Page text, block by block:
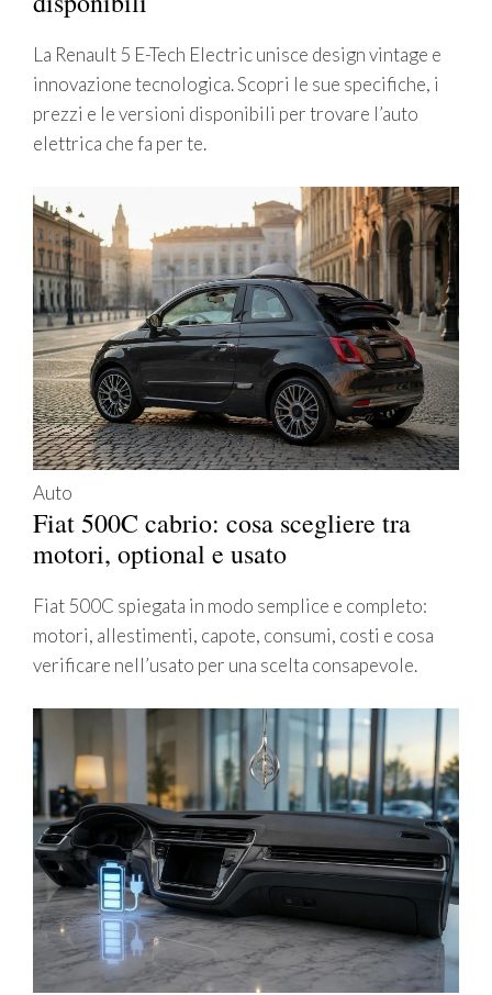
La Renault 5 E-Tech Electric unisce design vintage e
innovazione tecnologica. Scopri le sue specifiche, i
prezzi e le versioni disponibili per trovare l’auto
elettrica che fa per te.
Auto
Fiat 500C cabrio: cosa scegliere tra
motori, optional e usato
Fiat 500C spiegata in modo semplice e completo:
motori, allestimenti, capote, consumi, costi e cosa
verificare nell’usato per una scelta consapevole.